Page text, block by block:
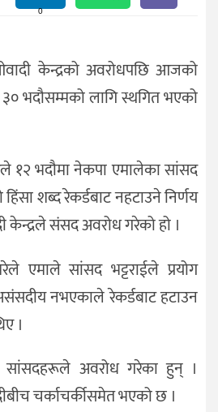
0
केन्द्रको अवरोधपछि आजको
भदौसम्मको लागि स्थगित भएको
१२ भदौमा नेकपा एमालेका सांसद
शब्द रेकर्डबाट नहटाउने निर्णय
संसद अवरोध गरेको हो ।
एमाले सांसद भट्टराईले प्रयोग
नभएकाले रेकर्डबाट हटाउन
।
सांसदहरूले अवरोध गरेका हुन् ।
चर्काचर्की​समेत भएको छ ।